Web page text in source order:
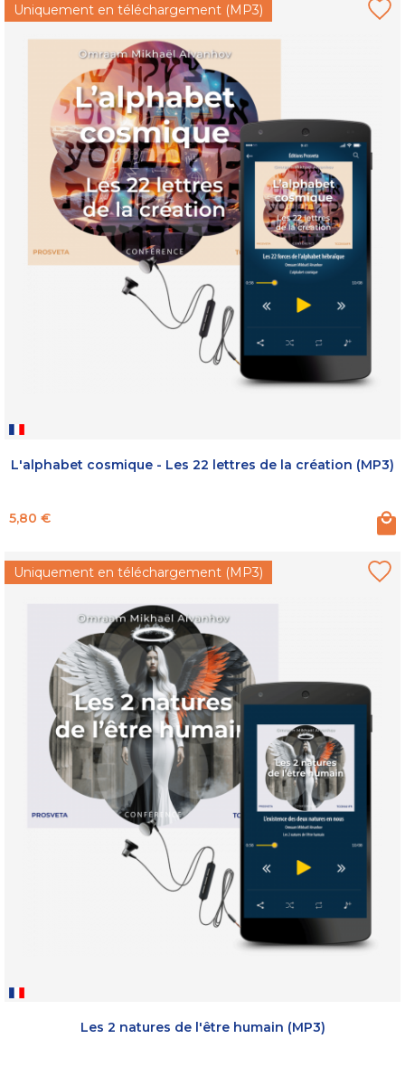
Uniquement en téléchargement (MP3)
L'alphabet cosmique - Les 22 lettres de la création (MP3)
Prix
5,80 €
Uniquement en téléchargement (MP3)
Les 2 natures de l'être humain (MP3)